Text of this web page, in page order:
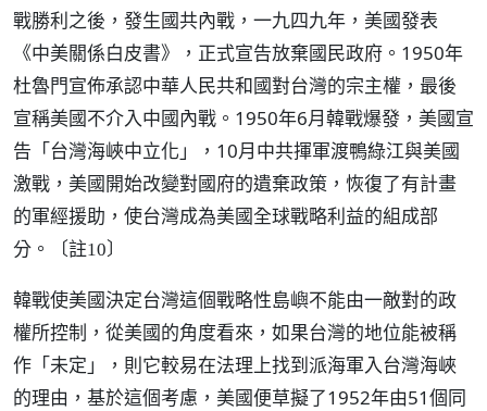
戰勝利之後，發生國共內戰，一九四九年，美國發表
《中美關係白皮書》，正式宣告放棄國民政府。1950年
杜魯門宣佈承認中華人民共和國對台灣的宗主權，最後
宣稱美國不介入中國內戰。1950年6月韓戰爆發，美國宣
告「台灣海峽中立化」，10月中共揮軍渡鴨綠江與美國
激戰，美國開始改變對國府的遺棄政策，恢復了有計畫
的軍經援助，使台灣成為美國全球戰略利益的組成部
分。
〔註10〕
韓戰使美國決定台灣這個戰略性島嶼不能由一敵對的政
權所控制，從美國的角度看來，如果台灣的地位能被稱
作「未定」，則它較易在法理上找到派海軍入台灣海峽
的理由，基於這個考慮，美國便草擬了1952年由51個同